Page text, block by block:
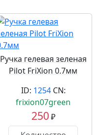
Ручка гелевая зеленая
Pilot FriXion 0.7мм
ID: 1254CN:
frixion07green
250₽